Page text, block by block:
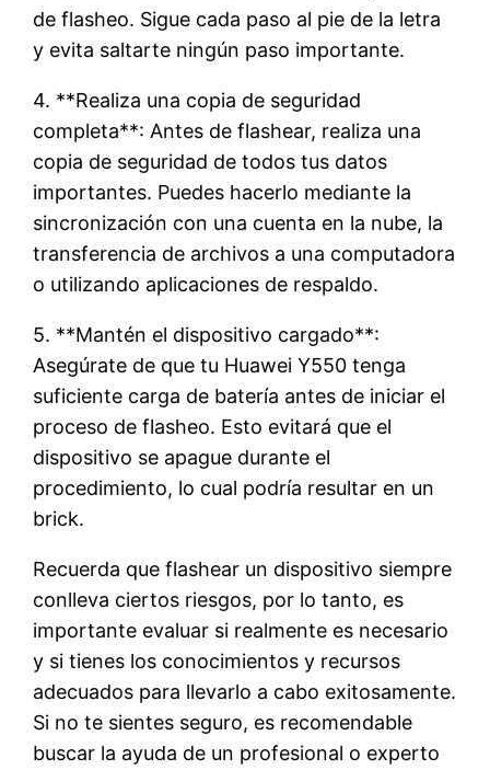
de flasheo. Sigue cada paso al pie de la letra
y evita saltarte ningún paso importante.
4. **Realiza una copia de seguridad
completa**: Antes de flashear, realiza una
copia de seguridad de todos tus datos
importantes. Puedes hacerlo mediante la
sincronización con una cuenta en la nube, la
transferencia de archivos a una computadora
o utilizando aplicaciones de respaldo.
5. **Mantén el dispositivo cargado**:
Asegúrate de que tu Huawei Y550 tenga
suficiente carga de batería antes de iniciar el
proceso de flasheo. Esto evitará que el
dispositivo se apague durante el
procedimiento, lo cual podría resultar en un
brick.
Recuerda que flashear un dispositivo siempre
conlleva ciertos riesgos, por lo tanto, es
importante evaluar si realmente es necesario
y si tienes los conocimientos y recursos
adecuados para llevarlo a cabo exitosamente.
Si no te sientes seguro, es recomendable
buscar la ayuda de un profesional o experto